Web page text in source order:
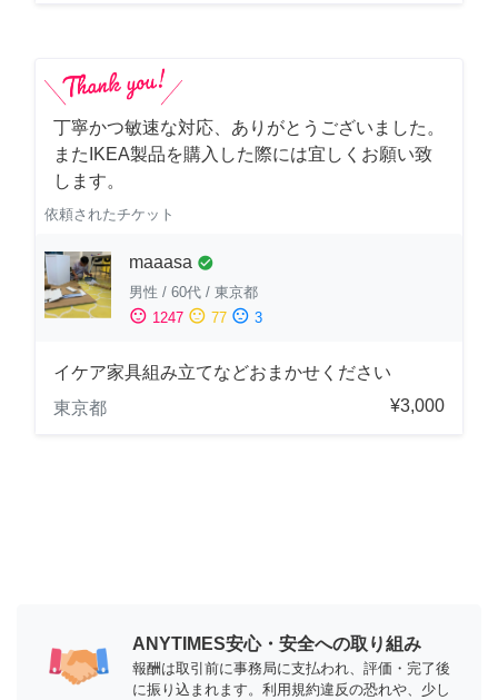
丁寧かつ敏速な対応、ありがとうございました。
またIKEA製品を購入した際には宜しくお願い致
します。
依頼されたチケット
maaasa check_circle
男性 / 60代 / 東京都
sentiment_satisfied 1247 sentiment_neutral 77 sentiment_dissatisfied 3
イケア家具組み立てなどおまかせください
東京都
¥3,000
ANYTIMES安心・安全への取り組み
報酬は取引前に事務局に支払われ、評価・完了後
に振り込まれます。利用規約違反の恐れや、少し